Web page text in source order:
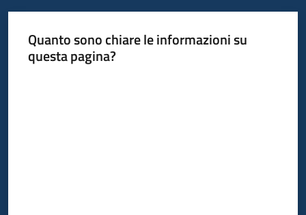
Quanto sono chiare le informazioni su
questa pagina?